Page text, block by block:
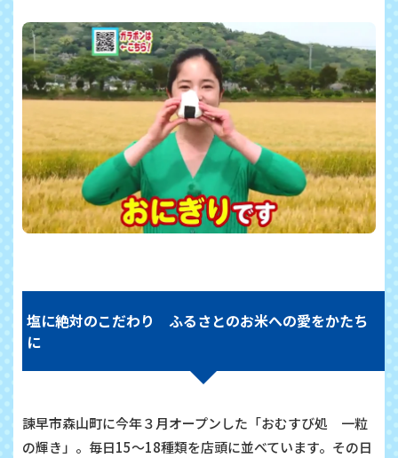
塩に絶対のこだわり ふるさとのお米への愛をかたち
に
諫早市森山町に今年３月オープンした「おむすび処 一粒
の輝き」。毎日15～18種類を店頭に並べています。その日